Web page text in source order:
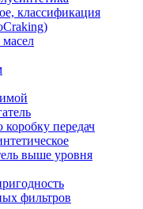
классификация
коробку передач
выше уровня
фильтров